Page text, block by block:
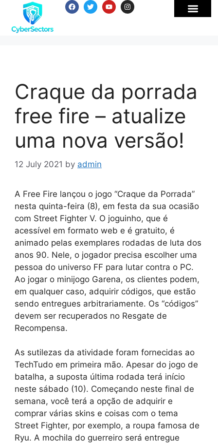
Craque da porrada
free fire – atualize
uma nova versão!
12 July 2021 by admin
A Free Fire lançou o jogo “Craque da Porrada”
nesta quinta-feira (8), em festa da sua ocasião
com Street Fighter V. O joguinho, que é
acessível em formato web e é gratuito, é
animado pelas exemplares rodadas de luta dos
anos 90. Nele, o jogador precisa escolher uma
pessoa do universo FF para lutar contra o PC.
Ao jogar o minijogo Garena, os clientes podem,
em qualquer caso, adquirir códigos, que estão
sendo entregues arbitrariamente. Os “códigos”
devem ser recuperados no Resgate de
Recompensa.
As sutilezas da atividade foram fornecidas ao
TechTudo em primeira mão. Apesar do jogo de
batalha, a suposta última rodada terá início
neste sábado (10). Começando neste final de
semana, você terá a opção de adquirir e
comprar várias skins e coisas com o tema
Street Fighter, por exemplo, a roupa famosa de
Ryu. A mochila do guerreiro será entregue